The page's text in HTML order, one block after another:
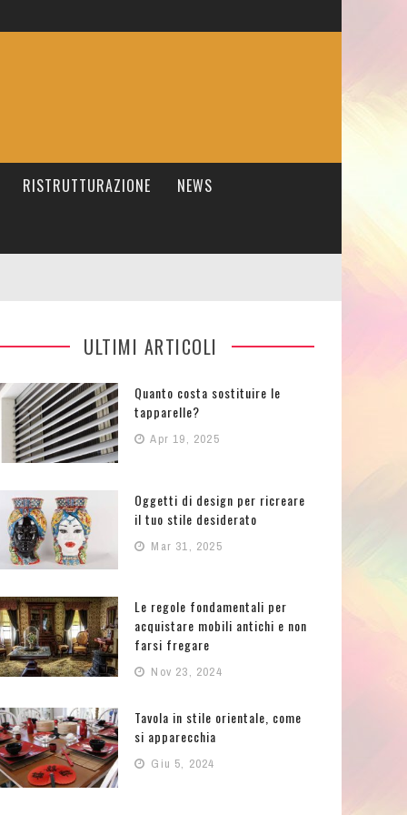
RISTRUTTURAZIONE NEWS
ULTIMI ARTICOLI
Quanto costa sostituire le
tapparelle?
Apr 19, 2025
Oggetti di design per ricreare
il tuo stile desiderato
Mar 31, 2025
Le regole fondamentali per
acquistare mobili antichi e non
farsi fregare
Nov 23, 2024
Tavola in stile orientale, come
si apparecchia
Giu 5, 2024